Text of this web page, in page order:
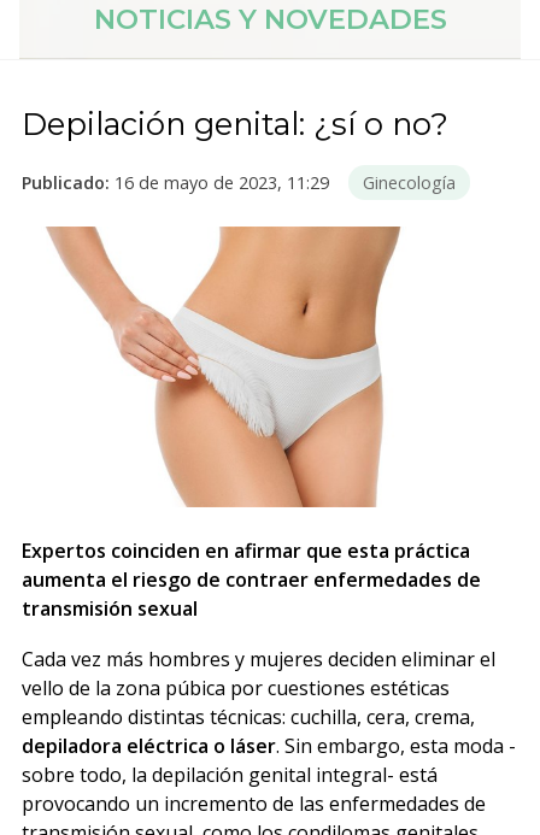
NOTICIAS Y NOVEDADES
Depilación genital: ¿sí o no?
Publicado: 16 de mayo de 2023, 11:29 Ginecología
Expertos coinciden en afirmar que esta práctica
aumenta el riesgo de contraer enfermedades de
transmisión sexual
Cada vez más hombres y mujeres deciden eliminar el
vello de la zona púbica por cuestiones estéticas
empleando distintas técnicas: cuchilla, cera, crema,
depiladora eléctrica o láser. Sin embargo, esta moda -
sobre todo, la depilación genital integral- está
provocando un incremento de las enfermedades de